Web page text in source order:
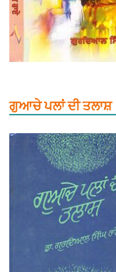
ਗੁਆਚੇ ਪਲਾਂ ਦੀ ਤਲਾਸ਼